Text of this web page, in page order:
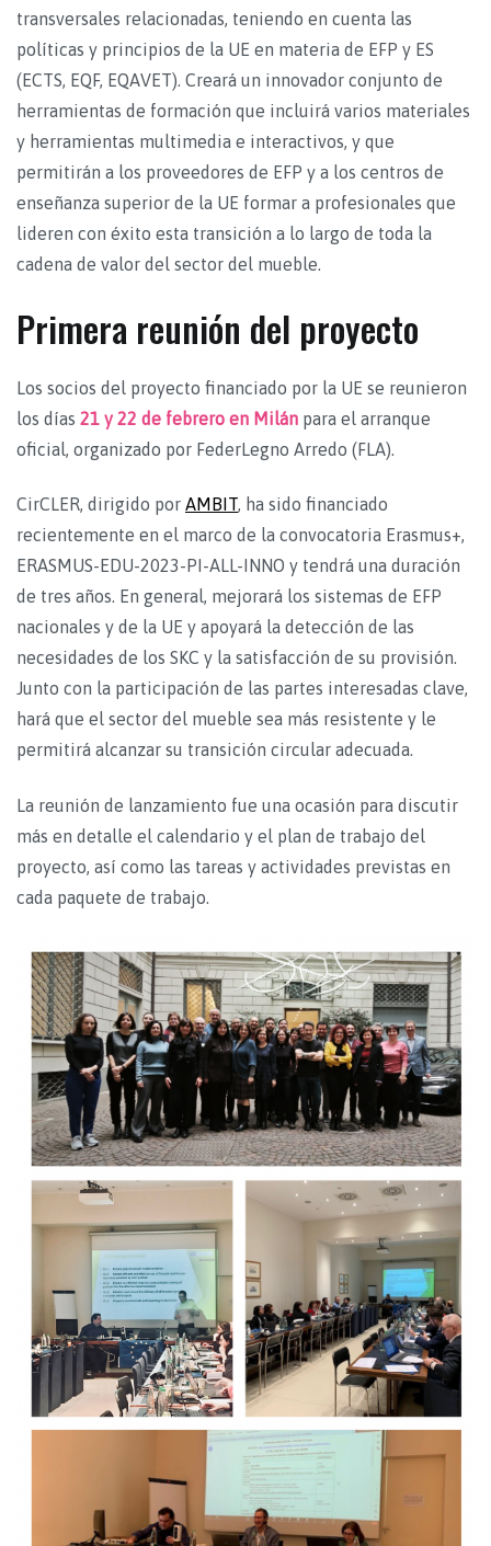
transversales relacionadas, teniendo en cuenta las
políticas y principios de la UE en materia de EFP y ES
(ECTS, EQF, EQAVET). Creará un innovador conjunto de
herramientas de formación que incluirá varios materiales
y herramientas multimedia e interactivos, y que
permitirán a los proveedores de EFP y a los centros de
enseñanza superior de la UE formar a profesionales que
lideren con éxito esta transición a lo largo de toda la
cadena de valor del sector del mueble.
Primera reunión del proyecto
Los socios del proyecto financiado por la UE se reunieron
los días 21 y 22 de febrero en Milán para el arranque
oficial, organizado por FederLegno Arredo (FLA).
CirCLER, dirigido por AMBIT, ha sido financiado
recientemente en el marco de la convocatoria Erasmus+,
ERASMUS-EDU-2023-PI-ALL-INNO y tendrá una duración
de tres años. En general, mejorará los sistemas de EFP
nacionales y de la UE y apoyará la detección de las
necesidades de los SKC y la satisfacción de su provisión.
Junto con la participación de las partes interesadas clave,
hará que el sector del mueble sea más resistente y le
permitirá alcanzar su transición circular adecuada.
La reunión de lanzamiento fue una ocasión para discutir
más en detalle el calendario y el plan de trabajo del
proyecto, así como las tareas y actividades previstas en
cada paquete de trabajo.